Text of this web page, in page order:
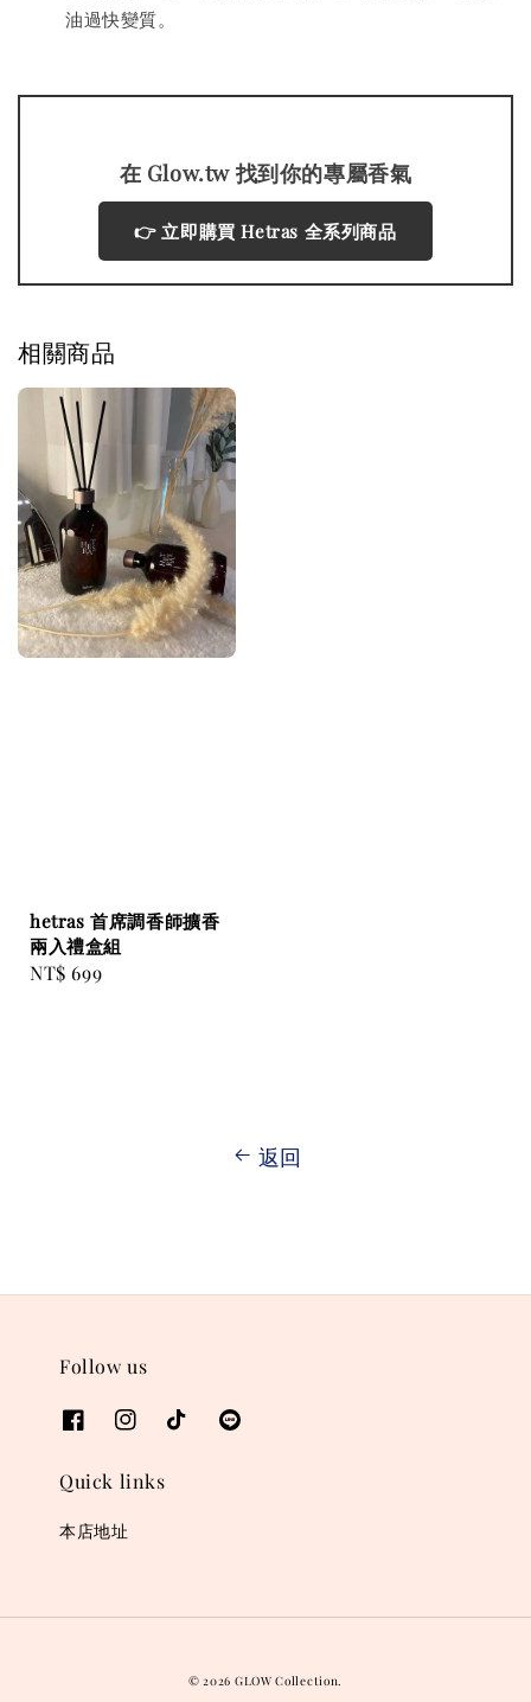
油過快變質。
在 Glow.tw 找到你的專屬香氣
👉 立即購買 Hetras 全系列商品
相關商品
hetras 首席調香師擴香
兩入禮盒組
Regular
NT$ 699
返回
Follow us
Quick links
本店地址
© 2026 GLOW Collection.